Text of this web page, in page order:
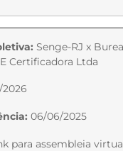
Senge-RJ x
Certificadora Ltda
2026
06/06/2025
para assembleia